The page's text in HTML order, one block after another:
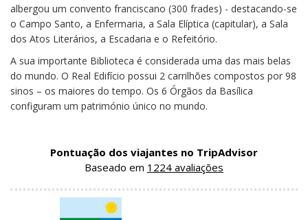
albergou um convento franciscano (300 frades) - destacando-se
o Campo Santo, a Enfermaria, a Sala Elíptica (capitular), a Sala
dos Atos Literários, a Escadaria e o Refeitório.
A sua importante Biblioteca é considerada uma das mais belas
do mundo. O Real Edifício possui 2 carrilhões compostos por 98
sinos – os maiores do tempo. Os 6 Órgãos da Basílica
configuram um património único no mundo.
Pontuação dos viajantes no TripAdvisor
Baseado em 1224 avaliações